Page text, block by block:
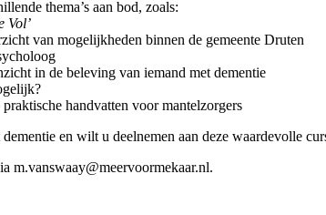
thema’s aan bod, zoals:
Vol’
van mogelijkheden binnen de gemeente Druten
in de beleving van iemand met dementie
praktische handvatten voor mantelzorgers
en wilt u deelnemen aan deze waardevolle
m.vanswaay@meervoormekaar.nl.